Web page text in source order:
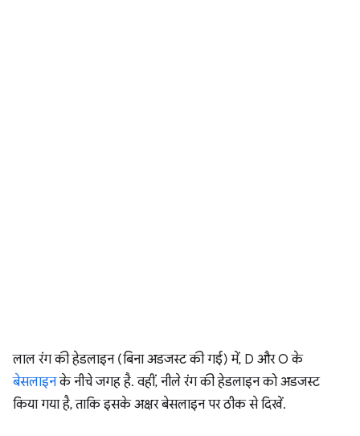
लाल रंग की हेडलाइन (बिना अडजस्ट की गई) में, D और O के
बेसलाइनके नीचे जगह है. वहीं, नीले रंग की हेडलाइन को अडजस्ट
किया गया है, ताकि इसके अक्षर बेसलाइन पर ठीक से दिखें.